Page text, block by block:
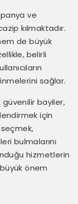
ve
kılmaktadır.
de büyük
belirli
sağlar.
güvenilir bayiler,
için
bulmalarını
hizmetlerin
önem